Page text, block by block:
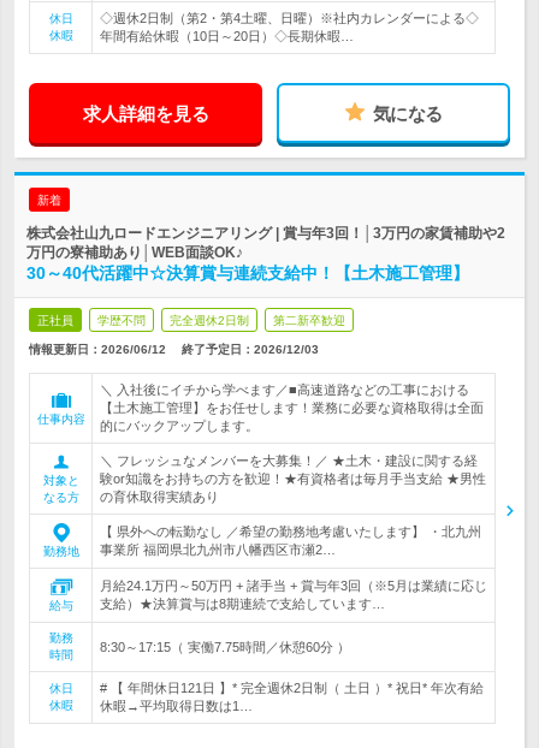
休日
休暇
◇週休2日制（第2・第4土曜、日曜）※社内カレンダーによる◇
年間有給休暇（10日～20日）◇長期休暇…
求人詳細を見る 気になる
新着
株式会社山九ロードエンジニアリング | 賞与年3回！│3万円の家賃補助や2
万円の寮補助あり│WEB面談OK♪
30～40代活躍中☆決算賞与連続支給中！【土木施工管理】
正社員 学歴不問 完全週休2日制 第二新卒歓迎
情報更新日：2026/06/12 終了予定日： 2026/12/03
仕事内容
＼ 入社後にイチから学べます／■高速道路などの工事における
【土木施工管理】をお任せします！業務に必要な資格取得は全面
的にバックアップします。
対象と
なる方
＼ フレッシュなメンバーを大募集！／ ★土木・建設に関する経
験or知識をお持ちの方を歓迎！★有資格者は毎月手当支給 ★男性
の育休取得実績あり
勤務地
【 県外への転勤なし ／希望の勤務地考慮いたします】 ・北九州
事業所 福岡県北九州市八幡西区市瀬2…
給与
月給24.1万円～50万円 + 諸手当 + 賞与年3回（※5月は業績に応じ
支給）★決算賞与は8期連続で支給しています…
勤務
時間
8:30～17:15（ 実働7.75時間／休憩60分 ）
休日
休暇
# 【 年間休日121日 】* 完全週休2日制（ 土日 ）* 祝日* 年次有給
休暇→平均取得日数は1…